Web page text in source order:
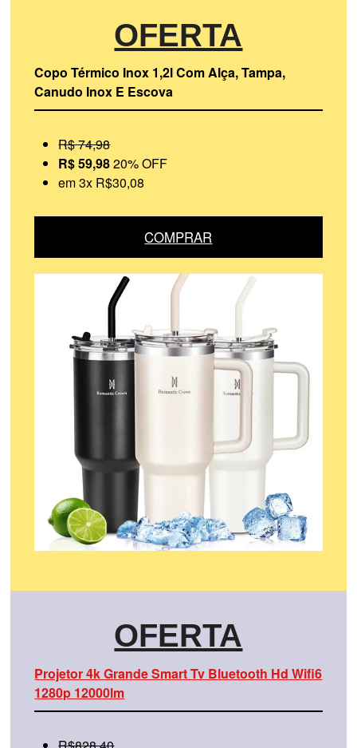
OFERTA
Copo Térmico Inox 1,2l Com Alça, Tampa,
Canudo Inox E Escova
R$ 74,98
R$ 59,9820% OFF
em 3x R$30,08
COMPRAR
OFERTA
Projetor 4k Grande Smart Tv Bluetooth Hd Wifi6
1280p 12000lm